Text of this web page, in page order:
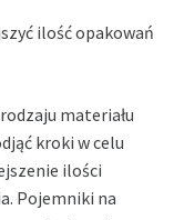
ilość opakowań
materiału
kroki w celu
ilości
Pojemniki na